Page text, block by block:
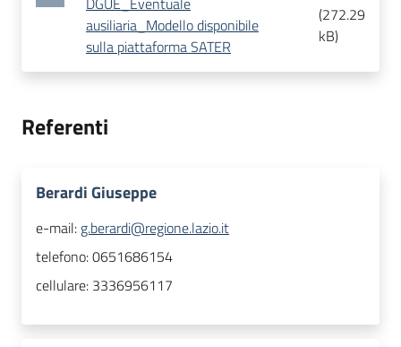
ausiliaria_Modello disponibile
sulla piattaforma SATER
(272.29
kB)
Referenti
Berardi Giuseppe
e-mail: g.berardi@regione.lazio.it
telefono:0651686154
cellulare: 3336956117